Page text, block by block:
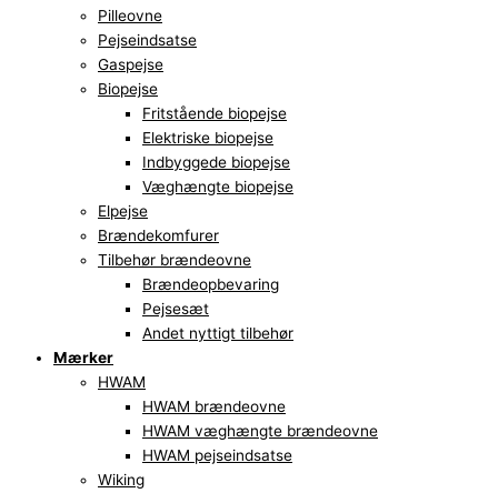
Pilleovne
Pejseindsatse
Gaspejse
Biopejse
Fritstående biopejse
Elektriske biopejse
Indbyggede biopejse
Væghængte biopejse
Elpejse
Brændekomfurer
Tilbehør brændeovne
Brændeopbevaring
Pejsesæt
Andet nyttigt tilbehør
Mærker
HWAM
HWAM brændeovne
HWAM væghængte brændeovne
HWAM pejseindsatse
Wiking